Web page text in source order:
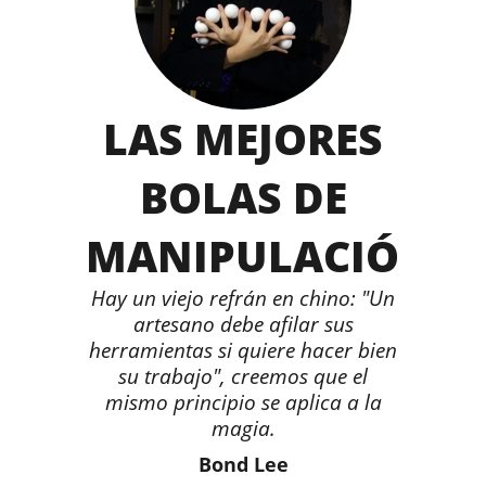
LAS MEJORES
BOLAS DE
MANIPULACIÓN
Hay un viejo refrán en chino: "Un
artesano debe afilar sus
herramientas si quiere hacer bien
su trabajo", creemos que el
mismo principio se aplica a la
magia.
Bond Lee